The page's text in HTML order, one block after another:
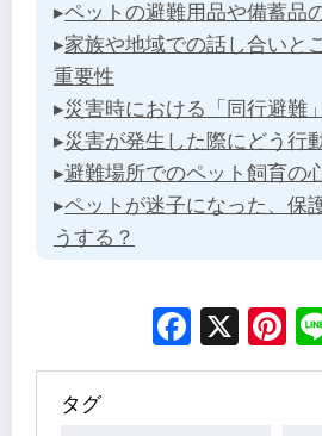
▸ペットの避難用品や備蓄品
▸家族や地域での話し合いと
重要性
▸災害時における「同行避難
▸災害が発生した際にどう行
▸避難場所でのペット飼育の
▸ペットが迷子になった、保
うする？
X
タグ